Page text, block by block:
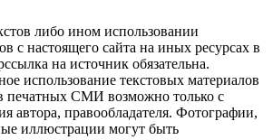
либо ином использовании
с настоящего сайта на иных ресурсах в
на источник обязательна.
использование текстовых материалов
печатных СМИ возможно только с
автора, правообладателя. Фотографии,
иллюстрации могут быть